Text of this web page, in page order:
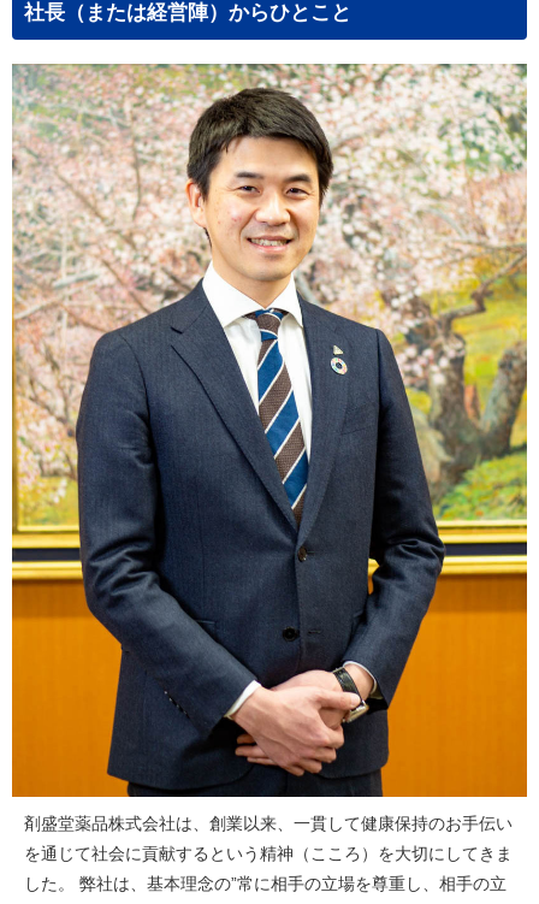
社長（または経営陣）からひとこと
剤盛堂薬品株式会社は、創業以来、一貫して健康保持のお手伝い
を通じて社会に貢献するという精神（こころ）を大切にしてきま
した。 弊社は、基本理念の”常に相手の立場を尊重し、相手の立